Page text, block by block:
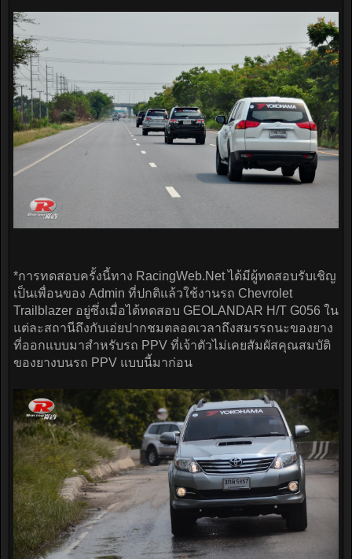
*การทดสอบครั้งนี้ทาง RacingWeb.Net ได้มีผู้ทดสอบรับเชิญ
เป็นเพื่อนของ Admin ที่ปกติแล้วใช้งานรถ Chevrolet
Trailblazer อยู่ซึ่งเมื่อได้ทดสอบ GEOLANDAR H/T G056 ใน
แต่ละสถานีถึงกับเอ่ยปากชมตลอดเวลาถึงสมรรถนะของยาง
ที่ออกแบบมาสำหรับรถ PPV ที่เจ้าตัวไม่เคยสัมผัสคุณสมบัติ
ของยางบนรถ PPV แบบนี้มาก่อน